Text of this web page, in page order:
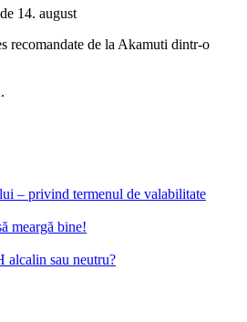
14. august
recomandate de la Akamuti dintr-o
– privind termenul de valabilitate
meargă bine!
sau neutru?